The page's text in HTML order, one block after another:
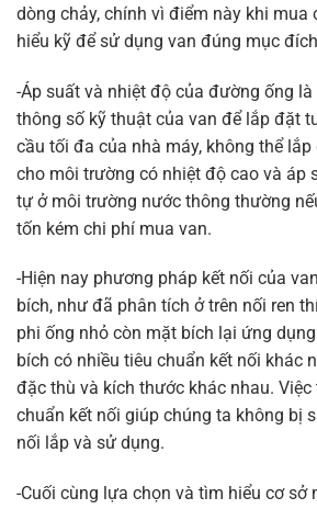
dòng chảy, chính vì điểm này khi mua
hiểu kỹ để sử dụng van đúng mục
-Áp suất và nhiệt độ của đường ống
thông số kỹ thuật của van để lắp đặt
cầu tối đa của nhà máy, không thể
cho môi trường có nhiệt độ cao và áp
tự ở môi trường nước thông thường
tốn kém chi phí mua van.
-Hiện nay phương pháp kết nối của
bích, như đã phân tích ở trên nối ren
phi ống nhỏ còn mặt bích lại ứng
bích có nhiều tiêu chuẩn kết nối khác
đặc thù và kích thước khác nhau.
chuẩn kết nối giúp chúng ta không bị
nối lắp và sử dụng.
-Cuối cùng lựa chọn và tìm hiểu cơ sở